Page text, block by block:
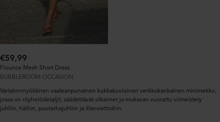
Normaalihinta:
€59,99
Flounce Mesh Short Dress
BUBBLEROOM OCCASION
Vartalonmyötäinen vaaleanpunainen kukkakuvioinen verkkokankainen minimekko,
jossa on röyhelödetaljit, säädettävät olkaimet ja mukavan vuorattu viimeistely
juhliin, häihin, puutarhajuhliin ja illanviettoihin.